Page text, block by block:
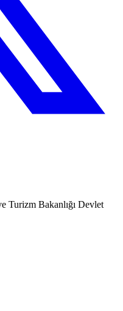
Turizm Bakanlığı Devlet